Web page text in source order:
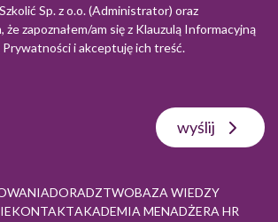
Sp. z o.o. (Administrator) oraz
zapoznałem/am się z Klauzulą Informacyjną
Prywatnościi akceptuję ich treść.
wyślij
DORADZTWOBAZA WIEDZY
KONTAKTAKADEMIA MENADŻERA HR